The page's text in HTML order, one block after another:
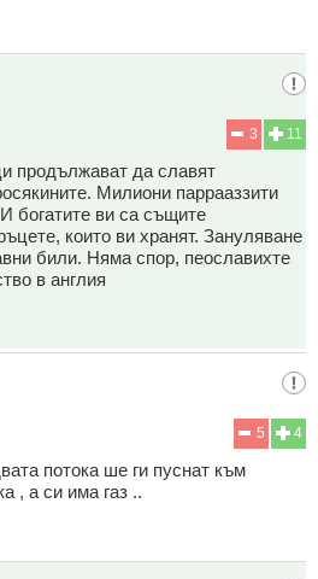
11
3
продължават да славят
Милиони паррааззити
богатите ви са същите
които ви хранят. Зануляване
били. Няма спор, пеославихте
в англия
4
5
потока ше ги пуснат към
, а си има газ ..